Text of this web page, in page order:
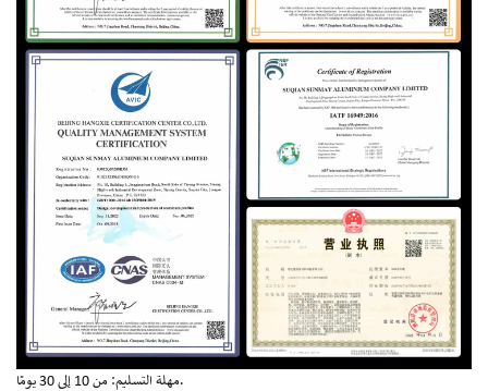
مهلة التسليم: من 10 إلى 30 يومًا.